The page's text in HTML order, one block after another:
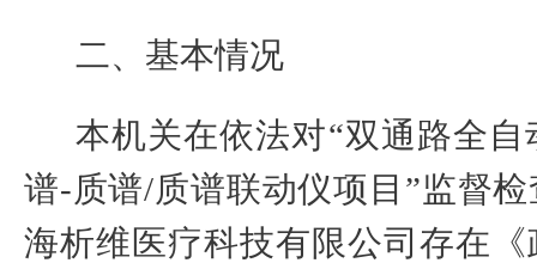
二、基本情况
本机关在依法对“双通路全自
谱-质谱/质谱联动仪项目 ”监督
海析维医疗科技有限公司存在《